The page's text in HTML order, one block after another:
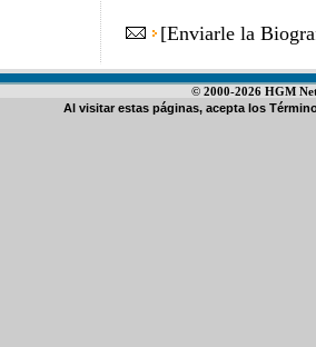
[Enviarle la
© 2000-2026 HGM
Al visitar estas páginas, acepta los